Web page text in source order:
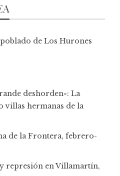
de Los Hurones
deshorden»: La
villas hermanas de la
de la Frontera, febrero-
represión en Villamartín,